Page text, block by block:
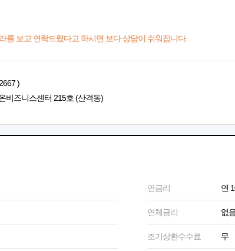
를 보고 연락드렸다고 하시면 보다 상담이 쉬워집니다.
)
비즈니스센터 215호 (산격동)
연금리 연
연체금리 없
조기상환수수료 무